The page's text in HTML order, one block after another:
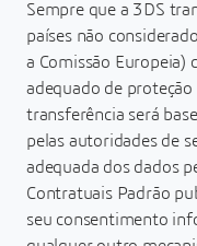
Sempre que a 3DS
países não
a Comissão Europeia)
adequado de proteção
transferência será
pelas autoridades de
adequada dos dados
Contratuais Padrão
seu consentimento